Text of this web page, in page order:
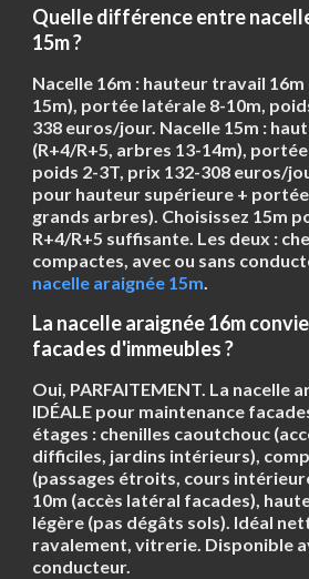
Quelle différence entre
15m ?
Nacelle 16m : hauteur travail 16m
15m), portée latérale 8-10m,
338 euros/jour. Nacelle 15m :
(R+4/R+5, arbres 13-14m),
poids 2-3T, prix 132-308 euros/
pour hauteur supérieure +
grands arbres). Choisissez 15m
R+4/R+5 suffisante. Les deux :
compactes, avec ou sans
nacelle araignée 15m.
La nacelle araignée 16m
facades d'immeubles ?
Oui, PARFAITEMENT. La nacelle
IDÉALE pour maintenance
étages : chenilles caoutchouc
difficiles, jardins intérieurs),
(passages étroits, cours
10m (accès latéral facades),
légère (pas dégâts sols). Idéal
ravalement, vitrerie. Disponible
conducteur.